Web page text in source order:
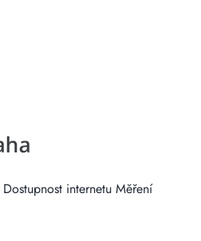
Dostupnost internetu Měření